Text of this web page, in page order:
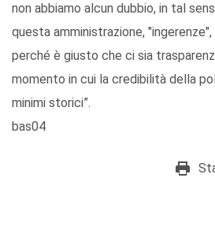
non abbiamo alcun dubbio, in tal
questa amministrazione,
perché è giusto che ci sia
momento in cui la credibilità della
minimi storici”.
bas04